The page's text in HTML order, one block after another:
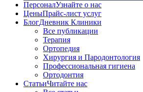
ПерсоналУзнайте о нас
ЦеныПрайс-лист услуг
БлогДневник Клиники
Все публикации
Терапия
Ортопедия
Хирургия и Пародонтология
Профессиональная гигиена
Ортодонтия
СтатьиЧитайте нас